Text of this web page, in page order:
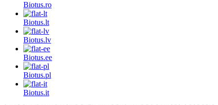
Biotus.ro
Biotus.lt
Biotus.lv
Biotus.ee
Biotus.pl
Biotus.it